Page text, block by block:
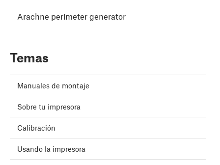
Arachne perimeter generator
Temas
Manuales de montaje
Sobre tu impresora
Calibración
Usando la impresora